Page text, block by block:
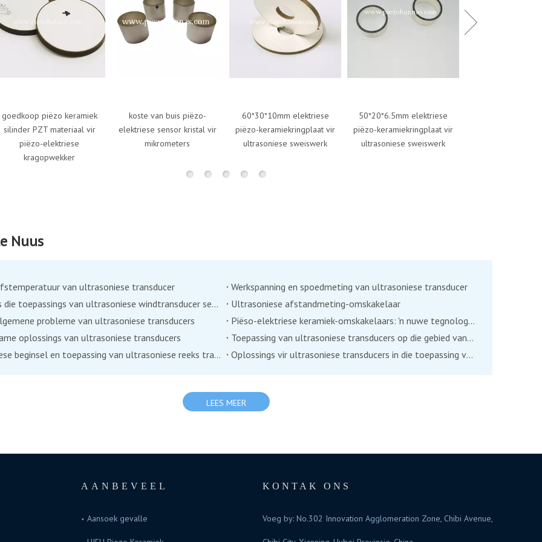
keramiek
materiaal vir
elektriese
koste van buis piëzo-
elektriese sensor kristal vir
mikrometers
60*30*10mm elektriese
piëzo-keramiekringplaat vir
ultrasoniese sweiswerk
50*20*6.5mm elektriese
piëzo-keramiekringplaat vir
ultrasoniese sweiswerk
piëzokeramiese bol bakkie
piezo transducer datumblad
Nuus
van ultrasoniese transducer
Werkspanning en spoedmeting van ultrasoniese transducer
Wat is die toepassings van ultrasoniese windtransducer sensor?
Ultrasoniese afstandmeting-omskakelaar
probleme van ultrasoniese transducers
Piëso-elektriese keramiek-omskakelaars: 'n nuwe tegnologie in omgewingsmonitering?
oplossings van ultrasoniese transducers
Toepassing van ultrasoniese transducers op die gebied van industriële outomatisering
Tegniese beginsel en toepassing van ultrasoniese reeks transducer
Oplossings vir ultrasoniese transducers in die toepassing van twee groot nywerhede in die mediese industrie
LEES MEER
AANBEVEEL
Aansoek gevalle
KONTAK ONS
Voeg by: No.302 Innovation Agglomeration Zone, Chibi Avenue,